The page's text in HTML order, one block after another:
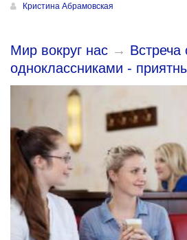
Кристина Абрамовская
Мир вокруг нас → Встреча
одноклассниками -